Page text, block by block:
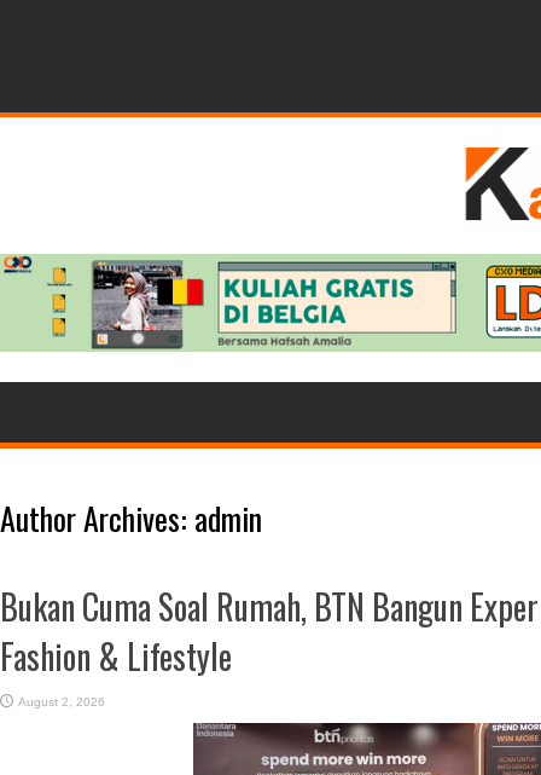
Author Archives: admin
Bukan Cuma Soal Rumah, BTN Bangun
Fashion & Lifestyle
August 2, 2026